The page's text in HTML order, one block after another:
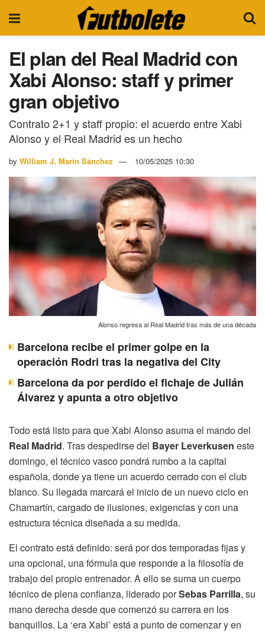
El plan del Real Madrid con
Xabi Alonso: staff y primer
gran objetivo
Contrato 2+1 y staff propio: el acuerdo entre Xabi
Alonso y el Real Madrid es un hecho
by William J. Marín Sánchez 10/05/2025 10:30
Alonso regresa al Real Madrid tras más de una década
Barcelona recibe el primer golpe en la
operación Rodri tras la negativa del City
Barcelona da por perdido el fichaje de Julián
Álvarez y apunta a otro objetivo
Todo está listo para que Xabi Alonso asuma el mando del
Real Madrid. Tras despedirse del Bayer Leverkusen este
domingo, el técnico vasco pondrá rumbo a la capital
española, donde ya tiene un acuerdo cerrado con el club
blanco. Su llegada marcará el inicio de un nuevo ciclo en
Chamartín, cargado de ilusiones, exigencias y con una
estructura técnica diseñada a su medida.
El contrato está definido: será por dos temporadas fijas y
una opcional, una fórmula que responde a la filosofía de
trabajo del propio entrenador. A ello se suma un cuerpo
técnico de plena confianza, liderado porSebas Parrilla, su
mano derecha desde que comenzó su carrera en los
banquillos. La ‘era Xabi’ está a punto de comenzar y en